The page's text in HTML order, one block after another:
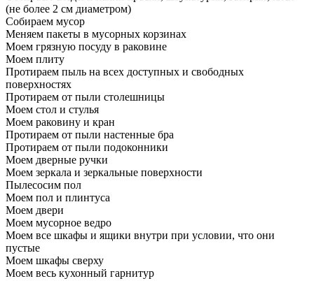
(не более 2 см диаметром)
Собираем мусор
Меняем пакеты в мусорных корзинах
Моем грязную посуду в раковине
Моем плиту
Протираем пыль на всех доступных и свободных
поверхностях
Протираем от пыли столешницы
Моем стол и стулья
Моем раковину и кран
Протираем от пыли настенные бра
Протираем от пыли подоконники
Моем дверные ручки
Моем зеркала и зеркальные поверхности
Пылесосим пол
Моем пол и плинтуса
Моем двери
Моем мусорное ведро
Моем все шкафы и ящики внутри при условии, что они
пустые
Моем шкафы сверху
Моем весь кухонный гарнитур